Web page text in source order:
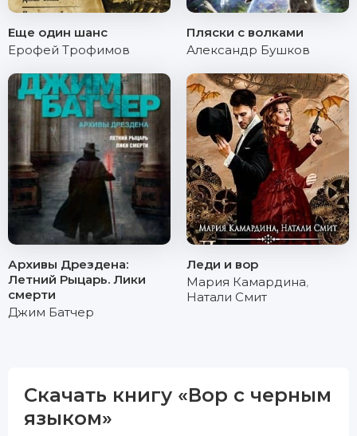
Еще один шанс
Ерофей Трофимов
Пляски с волками
Александр Бушков
Архивы Дрездена:
Летний Рыцарь. Лики
смерти
Джим Батчер
Леди и вор
Мария Камардина,
Натали Смит
Скачать книгу «Вор с черным
языком»